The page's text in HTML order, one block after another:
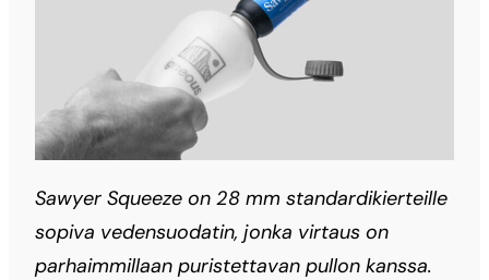
Sawyer Squeeze on 28 mm standardikierteille
sopiva vedensuodatin, jonka virtaus on
parhaimmillaan puristettavan pullon kanssa.